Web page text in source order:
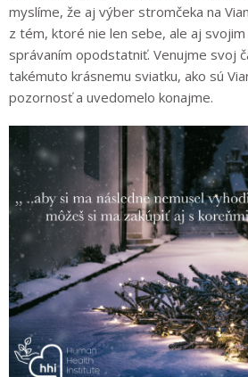
myslíme, že aj výber stromčeka na
z tém, ktoré nie len sebe, ale aj
správaním opodstatniť. Venujme svoj
takémuto krásnemu sviatku, ako sú
pozornosť a uvedomelo konajme.